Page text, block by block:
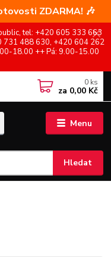
ZDARMA! 🎶
tel: +420 605 333 663
731 488 630, +420 604 262
18.00 ++ Pá: 9.00-15.00
Menu
Hledat
0 ks
za 0,00 Kč